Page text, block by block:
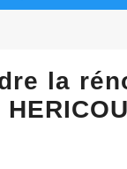
la